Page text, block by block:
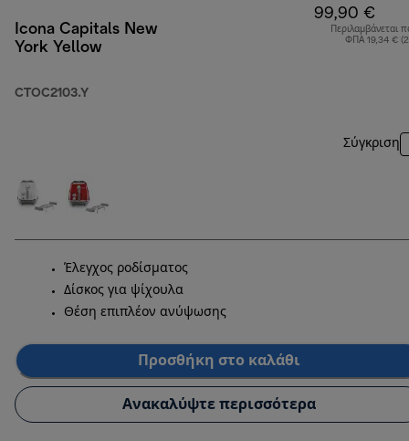
Icona Capitals New
York Yellow
CTOC2103.Y
99,90 €
Περιλαμβάνεται
ΦΠΑ 19,34 €
Σύγκριση
Έλεγχος ροδίσματος
Δίσκος για ψίχουλα
Θέση επιπλέον ανύψωσης
Προσθήκη στο καλάθι
Ανακαλύψτε περισσότερα